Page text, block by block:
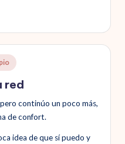
red
continúo un poco más,
de confort.
idea de que sí puedo y